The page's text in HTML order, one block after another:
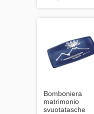
Bomboniera
matrimonio
svuotatasche